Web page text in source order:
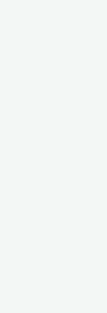
are
us analyze
cookies. But
and security
user consent